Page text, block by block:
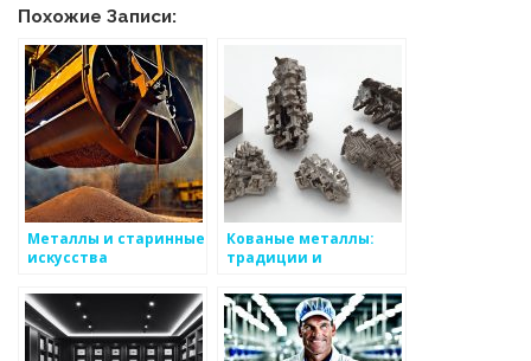
Похожие Записи:
Металлы и старинные
искусства
Кованые металлы:
традиции и